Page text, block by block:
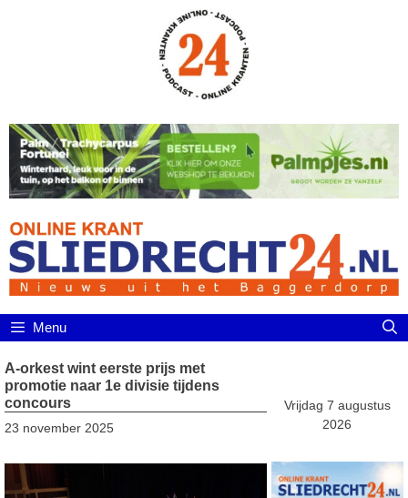
Menu
A-orkest wint eerste prijs met
promotie naar 1e divisie tijdens
concours
23 november 2025
Vrijdag 7 augustus
2026